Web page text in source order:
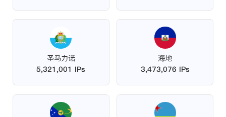
圣马力诺
5,321,001 IPs
海地
3,473,076 IPs